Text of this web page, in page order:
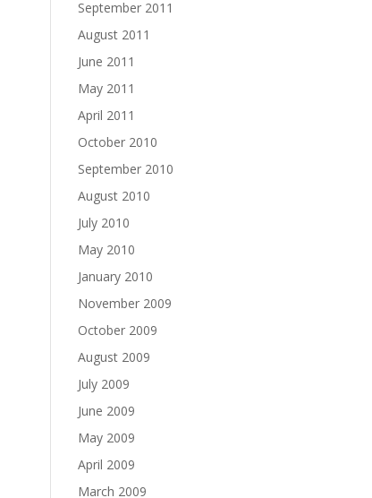
September 2011
August 2011
June 2011
May 2011
April 2011
October 2010
September 2010
August 2010
July 2010
May 2010
January 2010
November 2009
October 2009
August 2009
July 2009
June 2009
May 2009
April 2009
March 2009